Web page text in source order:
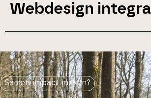
Webdesign
Samen impact maken?